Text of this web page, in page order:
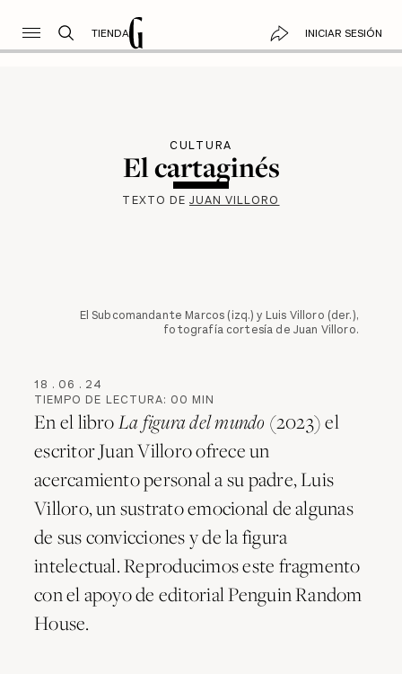
TIENDA INICIAR SESIÓN
CULTURA
El cartaginés
TEXTO DE JUAN VILLORO
El Subcomandante Marcos (izq.) y Luis Villoro (der.),
fotografía cortesía de Juan Villoro.
18 . 06 . 24
TIEMPO DE LECTURA: 00 MIN
En el libroLa figura del mundo (2023) el
escritor Juan Villoro ofrece un
acercamiento personal a su padre, Luis
Villoro, un sustrato emocional de algunas
de sus convicciones y de la figura
intelectual. Reproducimos este fragmento
con el apoyo de editorial Penguin Random
House.